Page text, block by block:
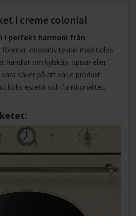
i creme colonial
i perfekt harmoni från
förenar innovativ teknik med tidlös
handlar om kylskåp, spisar eller
säker på att varje produkt
köks estetik och funktionalitet.